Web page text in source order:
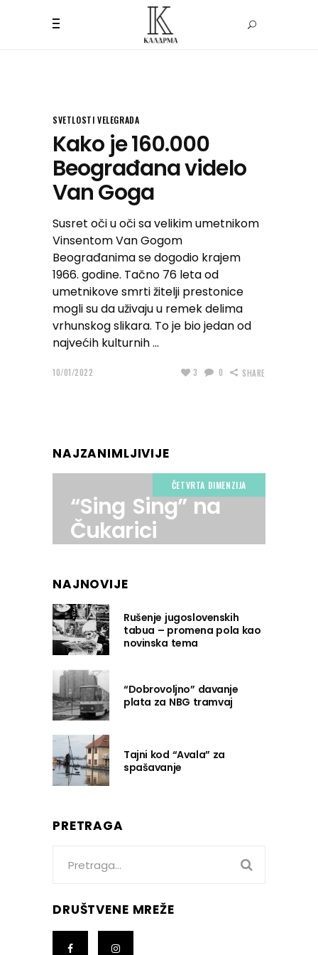
SVETLOSTI VELEGRADA
Kako je 160.000
Beograđana videlo
Van Goga
Susret oči u oči sa velikim umetnikom
Vinsentom Van Gogom
Beograđanima se dogodio krajem
1966. godine. Tačno 76 leta od
umetnikove smrti žitelji prestonice
mogli su da uživaju u remek delima
vrhunskog slikara. To je bio jedan od
najvećih kulturnih
10/01/2022 3 0 SHARE
NAJZANIMLJIVIJE
ČETVRTA DIMENZIJA
“Sing Sing” na
Čukarici
NAJNOVIJE
Rušenje jugoslovenskih
tabua – promena pola kao
novinska tema
“Dobrovoljno” davanje
plata za NBG tramvaj
Tajni kod “Avala” za
spašavanje
PRETRAGA
DRUŠTVENE MREŽE